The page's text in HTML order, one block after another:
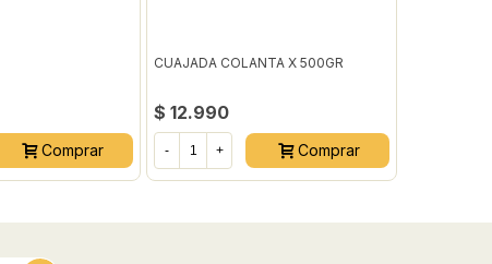
Comprar
CUAJADA COLANTA X 500GR
$ 12.990
- + Comprar